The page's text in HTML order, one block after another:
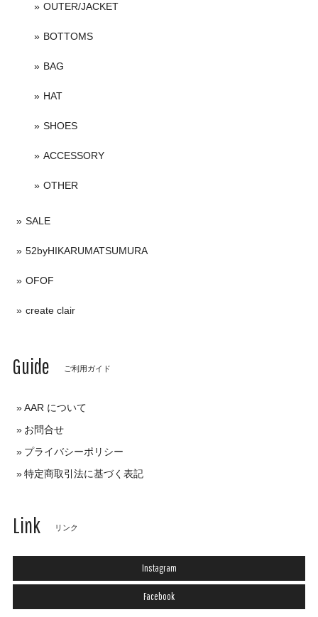
OUTER/JACKET
BOTTOMS
BAG
HAT
SHOES
ACCESSORY
OTHER
SALE
52byHIKARUMATSUMURA
OFOF
create clair
Guide ご利用ガイド
AAR について
お問合せ
プライバシーポリシー
特定商取引法に基づく表記
Link リンク
Instagram
Facebook